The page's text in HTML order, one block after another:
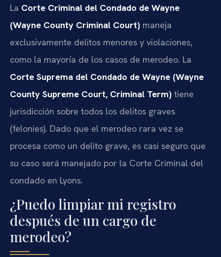
La Corte Criminal del Condado de Wayne
(Wayne County Criminal Court) maneja
exclusivamente delitos menores y violaciones,
como la mayoría de los casos de merodeo. La
Corte Suprema del Condado de Wayne (Wayne
County Supreme Court, Criminal Term) tiene
jurisdicción sobre todos los delitos graves
(felonies). Dado que el merodeo rara vez se
procesa como un delito grave, es casi seguro que
su caso será manejado por la Corte Criminal del
condado en Lyons.
¿Puedo limpiar mi registro
después de un cargo de
merodeo?